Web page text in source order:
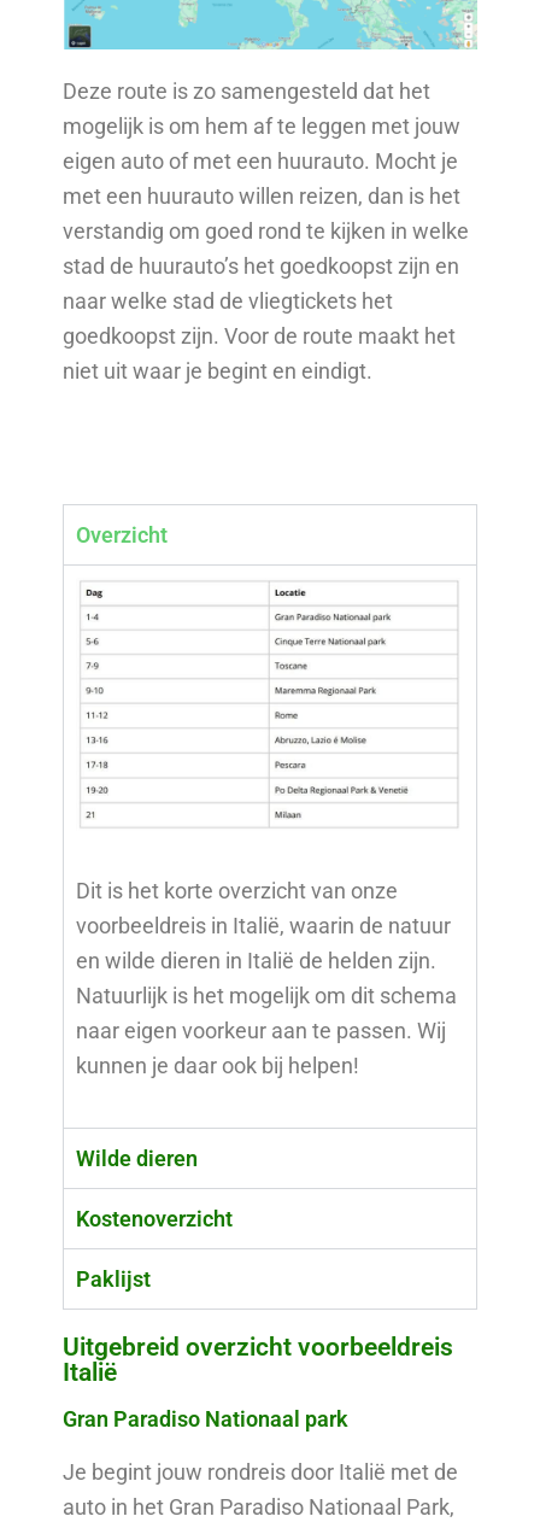
Deze route is zo samengesteld dat het
mogelijk is om hem af te leggen met jouw
eigen auto of met een huurauto. Mocht je
met een huurauto willen reizen, dan is het
verstandig om goed rond te kijken in welke
stad de huurauto’s het goedkoopst zijn en
naar welke stad de vliegtickets het
goedkoopst zijn. Voor de route maakt het
niet uit waar je begint en eindigt.
Overzicht
Dit is het korte overzicht van onze
voorbeeldreis in Italië, waarin de natuur
en wilde dieren in Italië de helden zijn.
Natuurlijk is het mogelijk om dit schema
naar eigen voorkeur aan te passen. Wij
kunnen je daar ook bij helpen!
Wilde dieren
Kostenoverzicht
Paklijst
Uitgebreid overzicht voorbeeldreis
Italië
Gran Paradiso Nationaal park
Je begint jouw rondreis door Italië met de
auto in het Gran Paradiso Nationaal Park,